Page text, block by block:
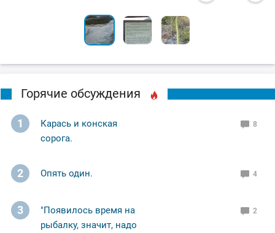
Горячие обсуждения
1
Карась и конская
сорога.
8
2 Опять один. 4
3
"Появилось время на
рыбалку, значит, надо
2